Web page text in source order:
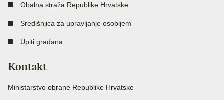
Obalna straža Republike Hrvatske
Središnjica za upravljanje osobljem
Upiti građana
Kontakt
Ministarstvo obrane Republike Hrvatske